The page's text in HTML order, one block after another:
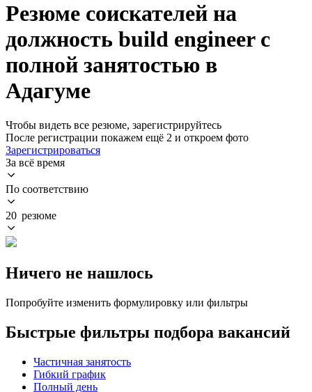
Резюме соискателей на
должность build engineer с
полной занятостью в
Адагуме
Чтобы видеть все резюме, зарегистрируйтесь
После регистрации покажем ещё 2 и откроем фото
Зарегистрироваться
За всё время
По соответствию
20 резюме
Ничего не нашлось
Попробуйте изменить формулировку или фильтры
Быстрые фильтры подбора вакансий
Частичная занятость
Гибкий график
Полный день